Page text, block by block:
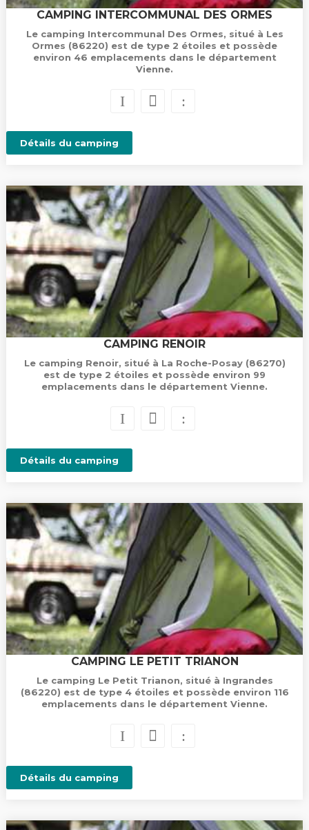
CAMPING INTERCOMMUNAL DES ORMES
Le camping Intercommunal Des Ormes, situé à Les
Ormes (86220) est de type 2 étoiles et possède
environ 46 emplacements dans le département
Vienne.
Détails du camping
CAMPING RENOIR
Le camping Renoir, situé à La Roche-Posay (86270)
est de type 2 étoiles et possède environ 99
emplacements dans le département Vienne.
Détails du camping
CAMPING LE PETIT TRIANON
Le camping Le Petit Trianon, situé à Ingrandes
(86220) est de type 4 étoiles et possède environ 116
emplacements dans le département Vienne.
Détails du camping